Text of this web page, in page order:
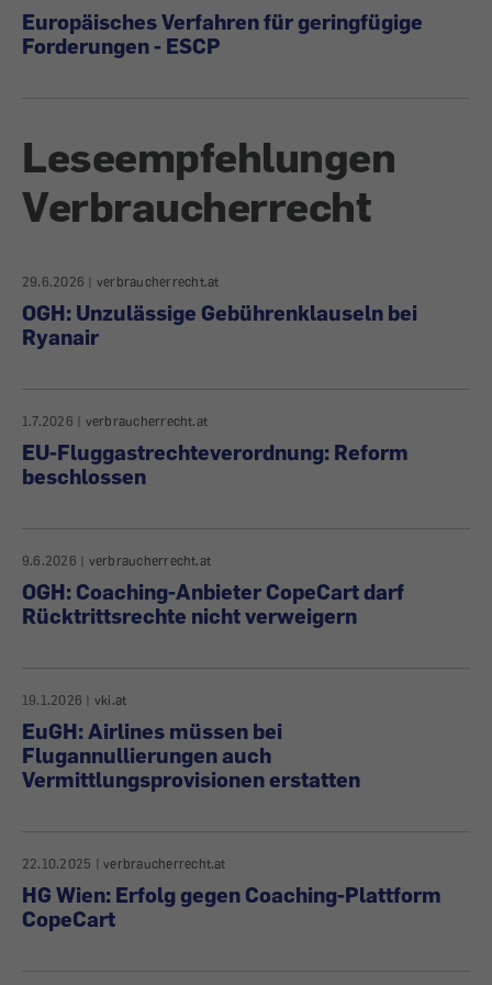
Europäisches Verfahren für geringfügige
Forderungen - ESCP
Leseempfehlungen
Verbraucherrecht
29.6.2026 | verbraucherrecht.at
OGH: Unzulässige Gebührenklauseln bei
Ryanair
1.7.2026 | verbraucherrecht.at
EU-Fluggastrechteverordnung: Reform
beschlossen
9.6.2026 | verbraucherrecht.at
OGH: Coaching-Anbieter CopeCart darf
Rücktrittsrechte nicht verweigern
19.1.2026 | vki.at
EuGH: Airlines müssen bei
Flugannullierungen auch
Vermittlungsprovisionen erstatten
22.10.2025 |verbraucherrecht.at
HG Wien: Erfolg gegen Coaching-Plattform
CopeCart